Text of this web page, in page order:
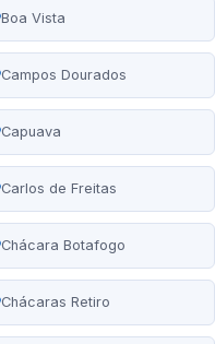
Boa Vista
Campos Dourados
Capuava
Carlos de Freitas
Chácara Botafogo
Chácaras Retiro